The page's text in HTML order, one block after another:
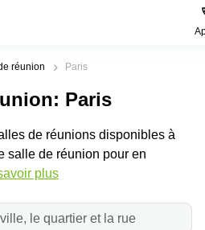
réunion Paris
: Paris
de réunions disponibles à
salle de réunion pour en
plus